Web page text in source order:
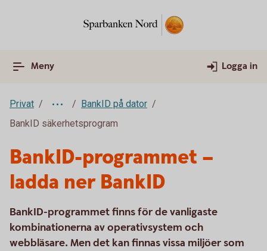
Meny Logga in
Privat
BankID på dator
BankID säkerhetsprogram
BankID-programmet –
ladda ner BankID
BankID-programmet finns för de vanligaste
kombinationerna av operativsystem och
webbläsare. Men det kan finnas vissa miljöer som